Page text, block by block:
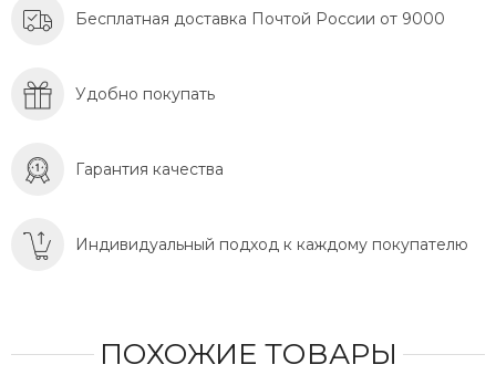
Бесплатная доставка Почтой России от 9000
Удобно покупать
Гарантия качества
Индивидуальный подход к каждому покупателю
ПОХОЖИЕ ТОВАРЫ